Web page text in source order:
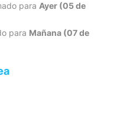
para Ayer (05 de
para Mañana (07 de